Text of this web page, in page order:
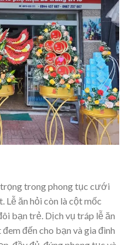
trong phong tục cưới
ăn hỏi còn là cột mốc
bạn trẻ. Dịch vụ tráp lễ ăn
đến cho bạn và gia đình